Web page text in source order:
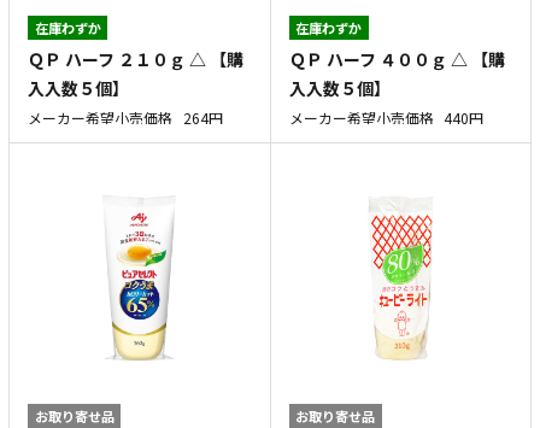
在庫わずか
ＱＰ ハーフ ２１０ｇ △ 【購
入入数５個】
メーカー希望小売価格 264円
在庫わずか
ＱＰ ハーフ ４００ｇ △ 【購
入入数５個】
メーカー希望小売価格 440円
お取り寄せ品 お取り寄せ品